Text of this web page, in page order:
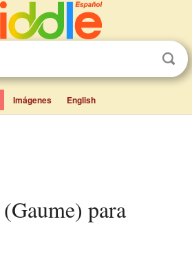
Imágenes English